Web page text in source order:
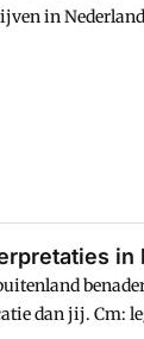
in
in
dan jij. Cm: